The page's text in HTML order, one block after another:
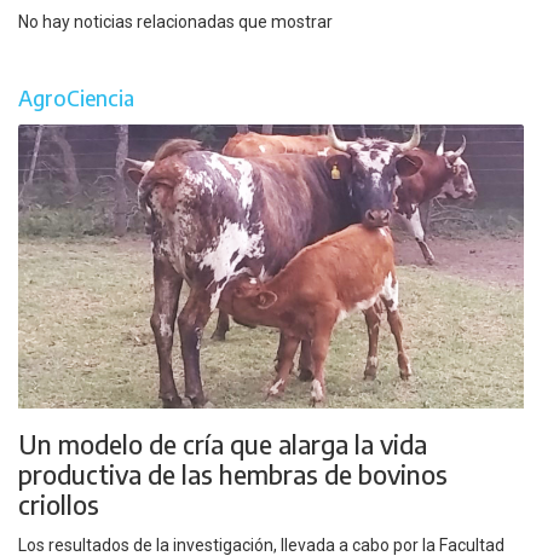
No hay noticias relacionadas que mostrar
AgroCiencia
Un modelo de cría que alarga la vida
productiva de las hembras de bovinos
criollos
Los resultados de la investigación, llevada a cabo por la Facultad